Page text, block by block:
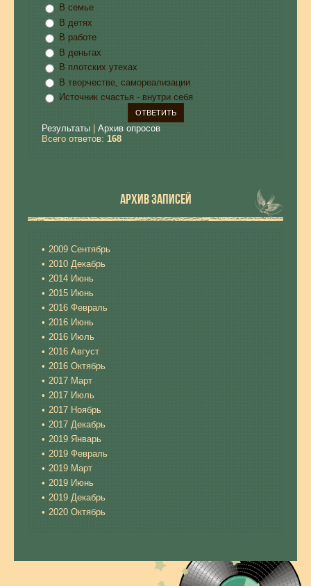
В семье
В детях
В работе
В деньгах
В плотских утехах
В творчестве, самореализации
Источник счастья - внутри себя
Результаты
Архив опросов
Всего ответов: 168
АРХИВ ЗАПИСЕЙ
2009 Сентябрь
2010 Декабрь
2014 Июнь
2015 Июнь
2016 Февраль
2016 Июнь
2016 Июль
2016 Август
2016 Октябрь
2017 Март
2017 Июль
2017 Ноябрь
2017 Декабрь
2019 Январь
2019 Февраль
2019 Март
2019 Июнь
2019 Декабрь
2020 Октябрь